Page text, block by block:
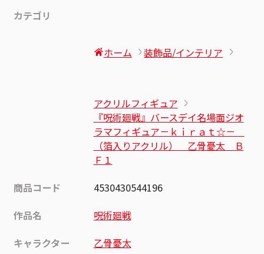
カテゴリ
ホーム 装飾品/インテリア
アクリルフィギュア
『呪術廻戦』バースデイ名場面ジオ
ラマフィギュア－ｋｉｒａｔ☆－
（箔入りアクリル） 乙骨憂太 Ｂ
Ｆ１
商品コード
4530430544196
作品名
呪術廻戦
キャラクター
乙骨憂太